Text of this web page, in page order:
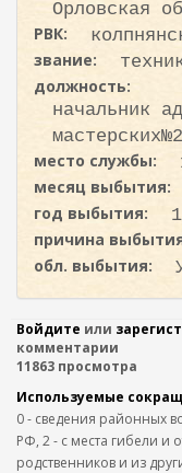
Орловская
РВК:
звание:
должность:
начальник
место службы:
месяц выбытия:
год выбытия:
причина
обл. выбытия:
Войдите или
комментарии
11863 просмотра
Используемые
0 - сведения районных
РФ, 2 - с места гибели и
родственников и из